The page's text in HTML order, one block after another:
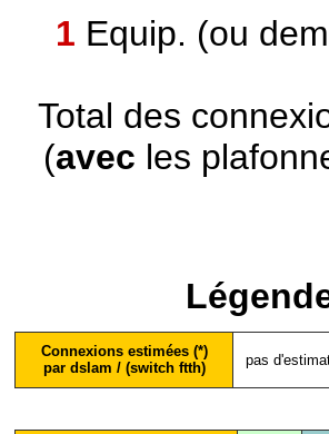
1 Equip. (ou
Total des
(avec les
Connexions estimées (*)
par dslam / (switch ftth)
pas